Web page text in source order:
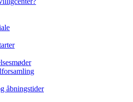
åbningstider